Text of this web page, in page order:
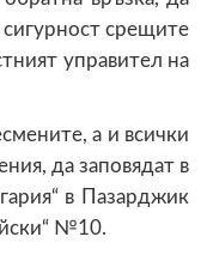
срещите
управител на
а и всички
да заповядат в
в Пазарджик
№10.